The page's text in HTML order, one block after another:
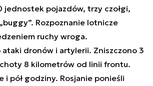
jednostek pojazdów, trzy czołgi,
Rozpoznanie lotnicze
ruchy wroga.
ataki dronów i artylerii. Zniszczono 3
8 kilometrów od linii frontu.
i pół godziny. Rosjanie ponieśli